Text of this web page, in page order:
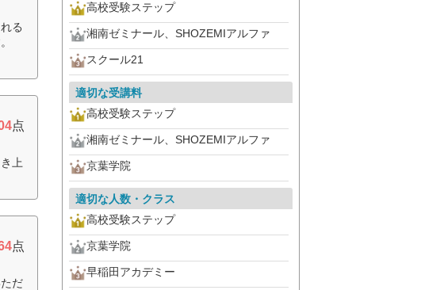
る
点
上
点
だ
高校受験ステップ
湘南ゼミナール、SHOZEMIアルファ
スクール21
適切な受講料
高校受験ステップ
湘南ゼミナール、SHOZEMIアルファ
京葉学院
適切な人数・クラス
高校受験ステップ
京葉学院
早稲田アカデミー